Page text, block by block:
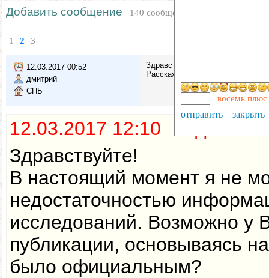
восемь плюс
отправить закрыть
Добавить сообщение 140 сообщений
1 2 3
12.03.2017 00:52
дмитрий
СПБ
Здравствуйте !
Расскажите историю , так
12.03.2017 12:10
Здравствуйте!
В настоящий момент я не
недостаточностью
исследований. Возможно у
публикации, основываясь
было официальным?